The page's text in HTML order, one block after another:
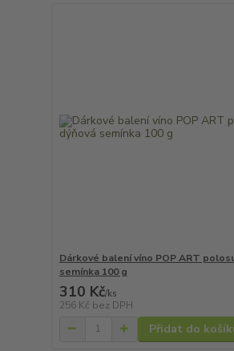
Dárkové balení víno POP ART
semínka 100 g
310 Kč/ks
256 Kč bez DPH
Přidat do